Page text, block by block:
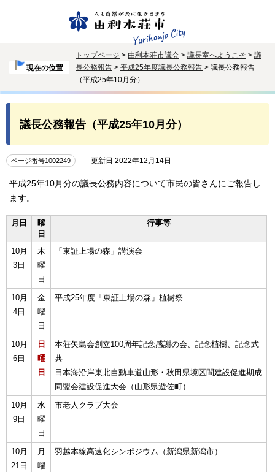
現在の位置
トップページ > 由利本荘市議会 > 議長室へようこそ > 議
長公務報告 > 平成25年度議長公務報告 > 議長公務報告
（平成25年10月分）
議長公務報告（平成25年10月分）
ページ番号1002249 更新日 2022年12月14日
平成25年10月分の議長公務内容について市民の皆さんにご報告し
ます。
月日
曜
日
行事等
10月
3日
木
曜
日
「東証上場の森」講演会
10月
4日
金
曜
日
平成25年度「東証上場の森」植樹祭
10月
6日
日
曜
日
本荘矢島会創立100周年記念感謝の会、記念植樹、記念式
典
日本海沿岸東北自動車道山形・秋田県境区間建設促進期成
同盟会建設促進大会（山形県遊佐町）
10月
9日
水
曜
日
市老人クラブ大会
10月
21日
月
曜
羽越本線高速化シンポジウム（新潟県新潟市）